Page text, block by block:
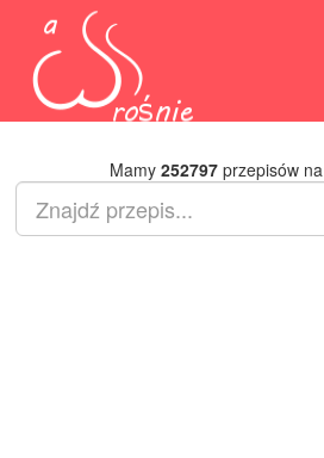
Mamy 252797przepisów na